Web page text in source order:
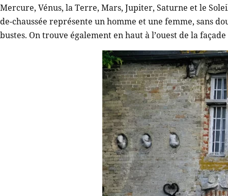
Mercure, Vénus, la Terre, Mars, Jupiter, Saturne et le
de-chaussée représente un homme et une femme, sans
bustes. On trouve également en haut à l’ouest de la